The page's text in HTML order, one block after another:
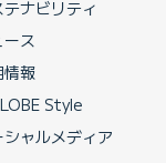
ナビリティ
ス
情報
Style
ャルメディア